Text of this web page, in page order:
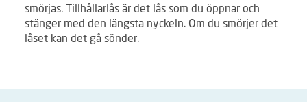
smörjas. Tillhållarlås är det lås som du öppnar och
stänger med den längsta nyckeln. Om du smörjer det
låset kan det gå sönder.